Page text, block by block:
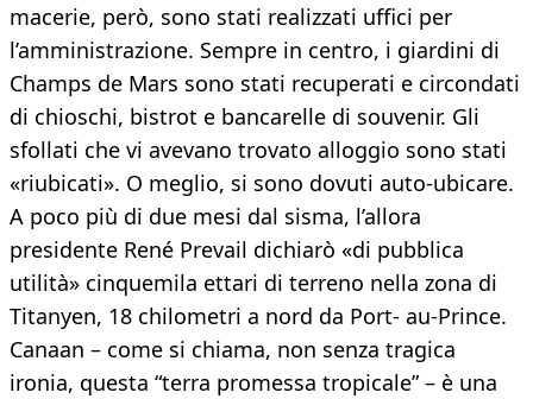
macerie, però, sono stati realizzati uffici per
l’amministrazione. Sempre in centro, i giardini di
Champs de Mars sono stati recuperati e circondati
di chioschi, bistrot e bancarelle di souvenir. Gli
sfollati che vi avevano trovato alloggio sono stati
«riubicati». O meglio, si sono dovuti auto-ubicare.
A poco più di due mesi dal sisma, l’allora
presidente René Prevail dichiarò «di pubblica
utilità» cinquemila ettari di terreno nella zona di
Titanyen, 18 chilometri a nord da Port- au-Prince.
Canaan – come si chiama, non senza tragica
ironia, questa “terra promessa tropicale” – è una